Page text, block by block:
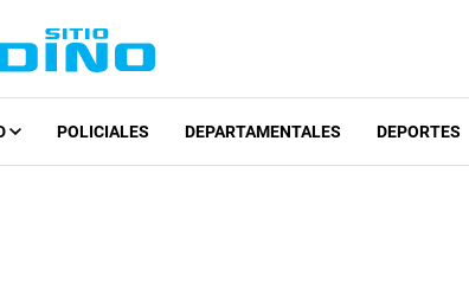
POLICIALES DEPARTAMENTALES DEPORTES